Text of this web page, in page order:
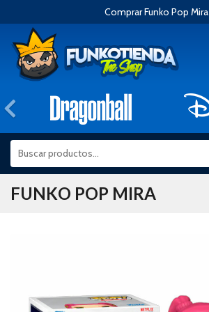
Comprar Funko Pop Mira
Anterior
FUNKO POP MIRA